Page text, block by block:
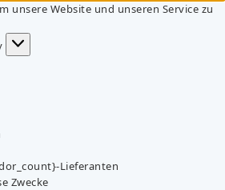
unsere Website und unseren Service zu
Lieferanten
Zwecke